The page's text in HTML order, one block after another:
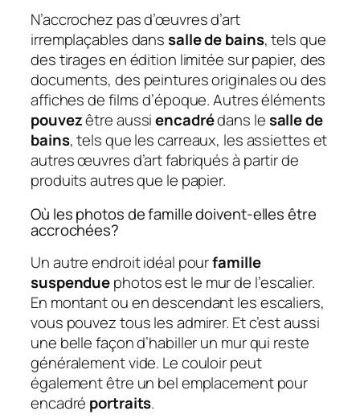
N’accrochez pas d’œuvres d’art
irremplaçables danssalle de bains, tels que
des tirages en édition limitée sur papier, des
documents, des peintures originales ou des
affiches de films d’époque. Autres éléments
pouvezêtre aussiencadrédans lesalle de
bains, tels que les carreaux, les assiettes et
autres œuvres d’art fabriqués à partir de
produits autres que le papier.
Où les photos de famille doivent-elles être
accrochées?
Un autre endroit idéal pourfamille
suspenduephotos est le mur de l’escalier.
En montant ou en descendant les escaliers,
vous pouvez tous les admirer. Et c’est aussi
une belle façon d’habiller un mur qui reste
généralement vide. Le couloir peut
également être un bel emplacement pour
encadré portraits.